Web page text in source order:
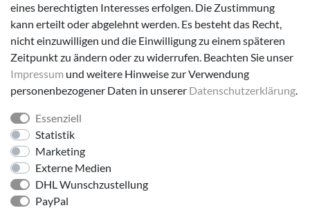
Versanddienstleister
Folge uns!
eines berechtigten Interesses erfolgen. Die Zustimmung
kann erteilt oder abgelehnt werden. Es besteht das Recht,
nicht einzuwilligen und die Einwilligung zu einem späteren
Zeitpunkt zu ändern oder zu widerrufen. Beachten Sie unser
Impressum und weitere Hinweise zur Verwendung
personenbezogener Daten in unserer Daten­schutz­erklärung.
Essenziell
Statistik
Marketing
Externe Medien
DHL Wunschzustellung
PayPal